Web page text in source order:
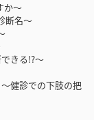
か～
断名～
きる!?～
健診での下肢の把